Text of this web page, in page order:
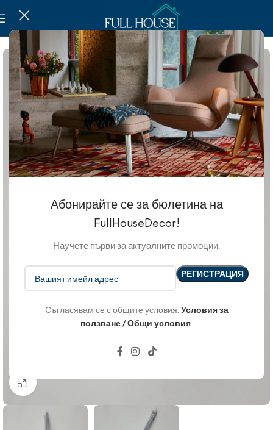
Абонирайте се за бюлетина на
FullHouseDecor!
Научете първи за актуалните промоции.
Съгласявам се с общите условия. Условия за
ползване / Общи условия
Click to enlarge